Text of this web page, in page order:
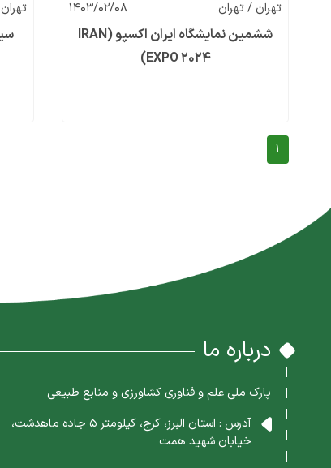
1403/02/08 تهران / تهران
ششمین نمایشگاه ایران اکسپو (IRAN
EXPO 2024)
1
درباره ما
پارک ملی علم و فناوری کشاورزی و منابع طبیعی
آدرس : استان البرز، کرج، کیلومتر 5 جاده ماهدشت،
خیابان شهید همت